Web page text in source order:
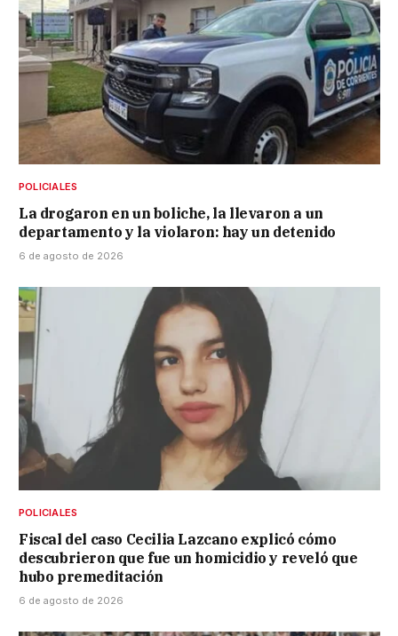
POLICIALES
La drogaron en un boliche, la llevaron a un
departamento y la violaron: hay un detenido
6 de agosto de 2026
POLICIALES
Fiscal del caso Cecilia Lazcano explicó cómo
descubrieron que fue un homicidio y reveló que
hubo premeditación
6 de agosto de 2026